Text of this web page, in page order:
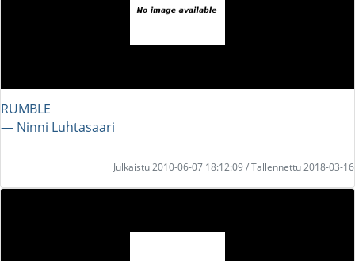
RUMBLE
― Ninni Luhtasaari
Julkaistu 2010-06-07 18:12:09 / Tallennettu 2018-03-16